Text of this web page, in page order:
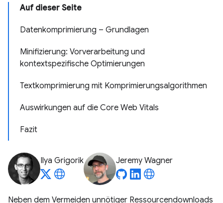
Auf dieser Seite
Datenkomprimierung – Grundlagen
Minifizierung: Vorverarbeitung und
kontextspezifische Optimierungen
Textkomprimierung mit Komprimierungsalgorithmen
Auswirkungen auf die Core Web Vitals
Fazit
Ilya Grigorik Jeremy Wagner
Neben dem Vermeiden unnötiger Ressourcendownloads